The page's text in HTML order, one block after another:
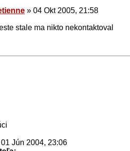
» 04 Okt 2005, 21:58
stale ma nikto nekontaktoval
01 Jún 2004, 23:06